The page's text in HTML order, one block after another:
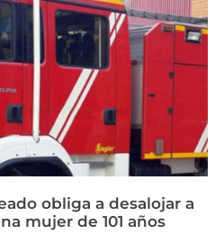
obliga a desalojar a
mujer de 101 años